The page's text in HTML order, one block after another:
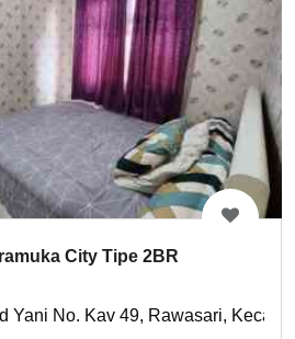
City Tipe 2BR
Yani No. Kav 49, Rawasari,